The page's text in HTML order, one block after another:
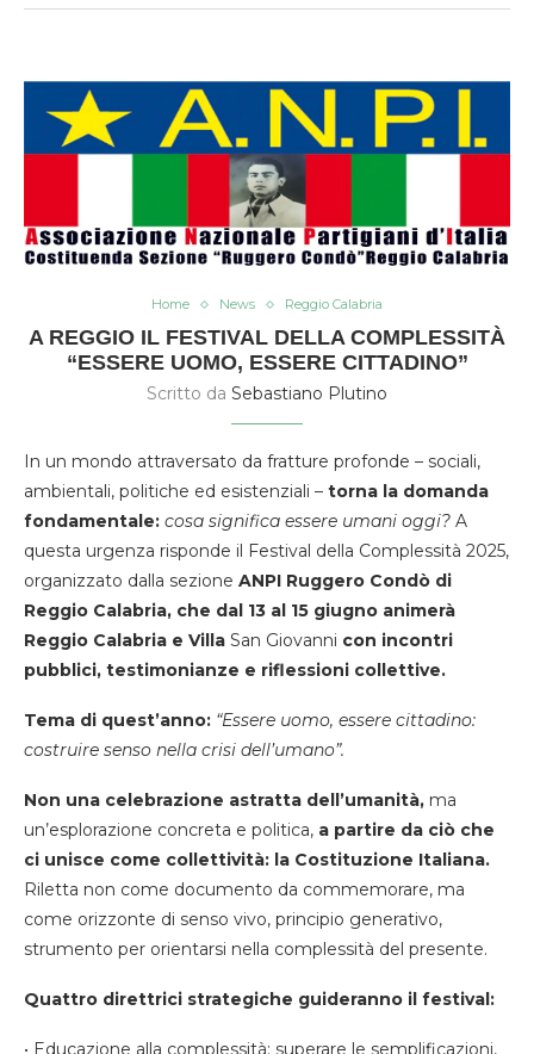
Home News Reggio Calabria
A REGGIO IL FESTIVAL DELLA COMPLESSITÀ
“ESSERE UOMO, ESSERE CITTADINO”
Scritto da Sebastiano Plutino
In un mondo attraversato da fratture profonde – sociali,
ambientali, politiche ed esistenziali – torna la domanda
fondamentale: cosa significa essere umani oggi? A
questa urgenza risponde il Festival della Complessità 2025,
organizzato dalla sezione ANPI Ruggero Condò di
Reggio Calabria, che dal 13 al 15 giugno animerà
Reggio Calabria e Villa San Giovanni con incontri
pubblici, testimonianze e riflessioni collettive.
Tema di quest’anno: “Essere uomo, essere cittadino:
costruire senso nella crisi dell’umano”.
Non una celebrazione astratta dell’umanità, ma
un’esplorazione concreta e politica, a partire da ciò che
ci unisce come collettività: la Costituzione Italiana.
Riletta non come documento da commemorare, ma
come orizzonte di senso vivo, principio generativo,
strumento per orientarsi nella complessità del presente.
Quattro direttrici strategiche guideranno il festival:
• Educazione alla complessità: superare le semplificazioni,